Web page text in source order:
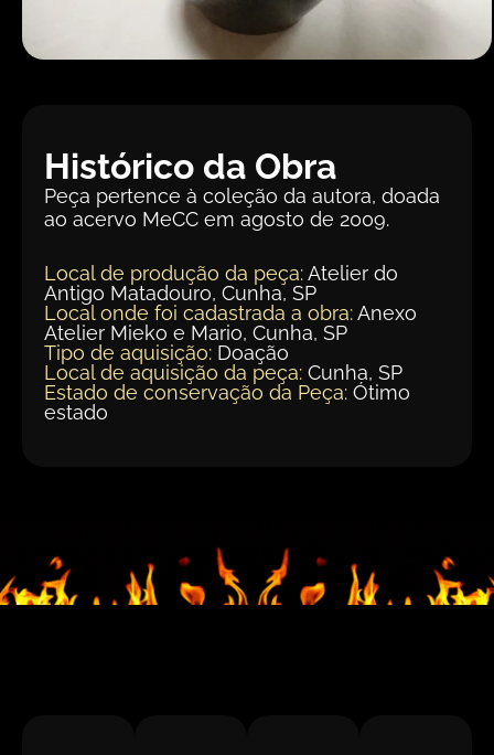
Histórico da Obra
Peça pertence à coleção da autora, doada
ao acervo MeCC em agosto de 2009.
Local de produção da peça:Atelier do
Antigo Matadouro, Cunha, SP
Local onde foi cadastrada a obra:Anexo
Atelier Mieko e Mario, Cunha, SP
Tipo de aquisição: Doação
Local de aquisição da peça: Cunha, SP
Estado de conservação da Peça: Ótimo
estado